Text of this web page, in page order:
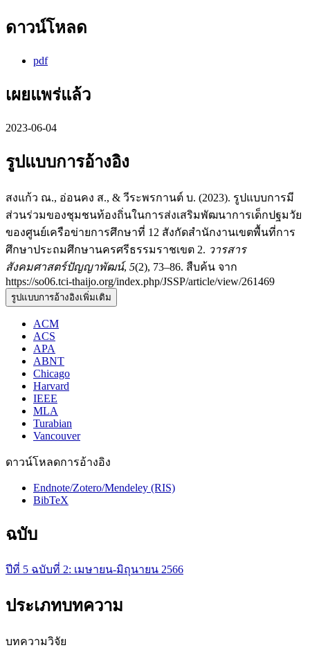
ดาวน์โหลด
pdf
เผยแพร่แล้ว
2023-06-04
รูปแบบการอ้างอิง
สงแก้ว ณ., อ่อนคง ส., & วีระพรกานต์ บ. (2023). รูปแบบการมี
ส่วนร่วมของชุมชนท้องถิ่นในการส่งเสริมพัฒนาการเด็กปฐมวัย
ของศูนย์เครือข่ายการศึกษาที่ 12 สังกัดสำนักงานเขตพื้นที่การ
ศึกษาประถมศึกษานครศรีธรรมราชเขต 2. วารสาร
สังคมศาสตร์ปัญญาพัฒน์, 5(2), 73–86. สืบค้น จาก
https://so06.tci-thaijo.org/index.php/JSSP/article/view/261469
รูปแบบการอ้างอิงเพิ่มเติม
ACM
ACS
APA
ABNT
Chicago
Harvard
IEEE
MLA
Turabian
Vancouver
ดาวน์โหลดการอ้างอิง
Endnote/Zotero/Mendeley (RIS)
BibTeX
ฉบับ
ปีที่ 5 ฉบับที่ 2: เมษายน-มิถุนายน 2566
ประเภทบทความ
บทความวิจัย